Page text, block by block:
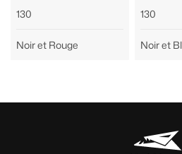
130
Noir et Rouge
130
Noir et